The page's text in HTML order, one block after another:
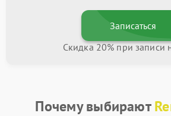
Записаться
Скидка 20% при записи
Почему выбирают